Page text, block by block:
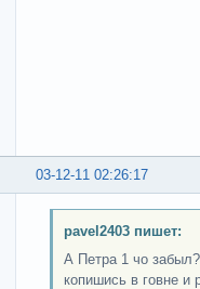
03-12-11 02:26:17
pavel2403 пишет:
А Петра 1 чо
копишись в говне и